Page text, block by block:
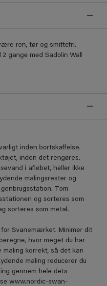
ren, tør og smittefri.
gange med Sadolin Wall
inden bortskaffelse.
inden det rengøres.
i afløbet, heller ikke
malingsrester og
Tom
og sorteres som
sorteres som metal.
Svanemærket. Minimer dit
hvor meget du har
maling korrekt, så det kan
maling reducerer du
gennem hele dets
www.nordic-swan-